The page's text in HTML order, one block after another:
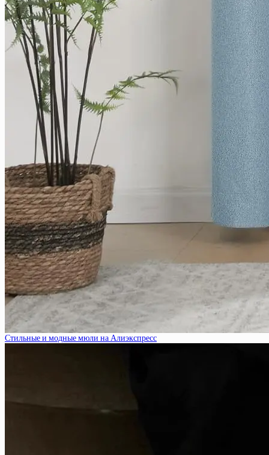
Стильные и модные мюли на Алиэкспресс